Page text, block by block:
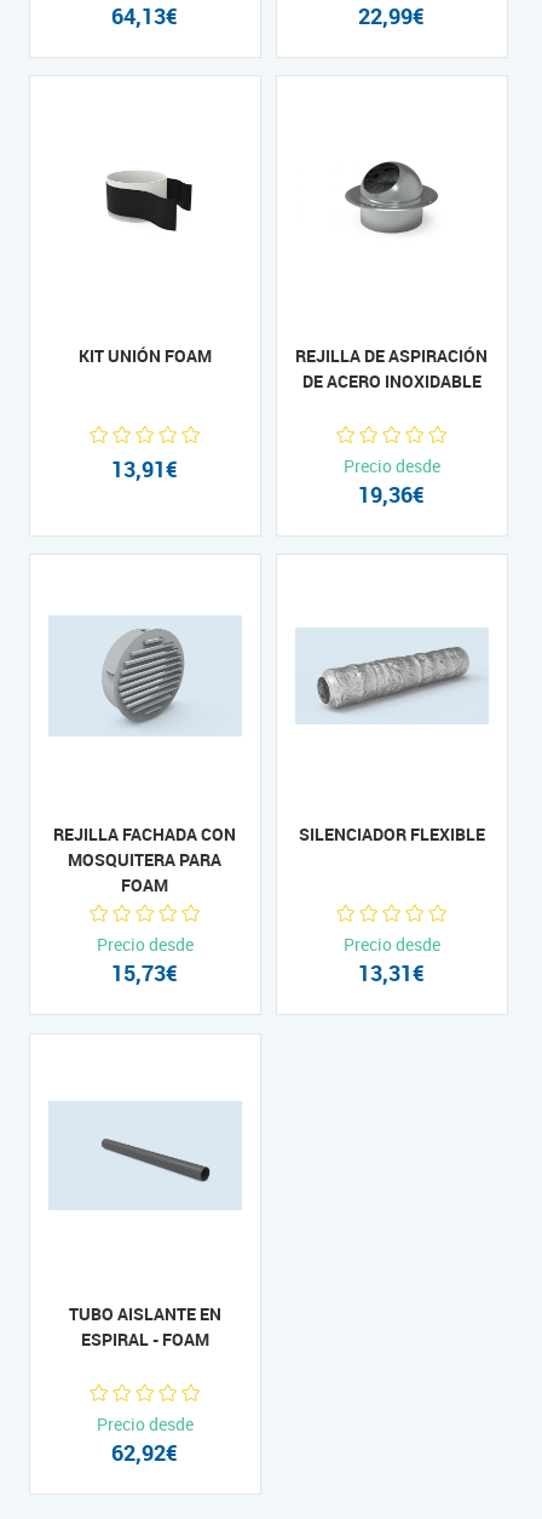
64,13€ 22,99€
KIT UNIÓN FOAM
13,91€
REJILLA DE ASPIRACIÓN
DE ACERO INOXIDABLE
Precio desde
19,36€
REJILLA FACHADA CON
MOSQUITERA PARA
FOAM
Precio desde
15,73€
SILENCIADOR FLEXIBLE
Precio desde
13,31€
TUBO AISLANTE EN
ESPIRAL - FOAM
Precio desde
62,92€